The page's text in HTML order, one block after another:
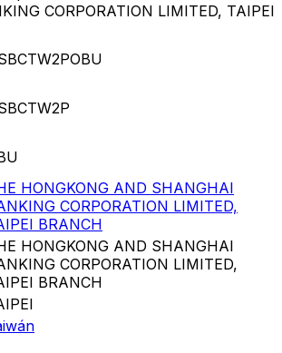
CORPORATION LIMITED, TAIPEI
HONGKONG AND SHANGHAI
CORPORATION LIMITED,
BRANCH
HONGKONG AND SHANGHAI
CORPORATION LIMITED,
BRANCH